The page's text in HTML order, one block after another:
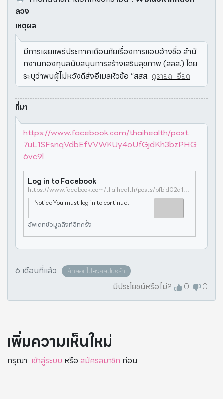
ลวง
เหตุผล
มีการเผยแพร่ประกาศเตือนภัยเรื่องการแอบอ้างชื่อ สำนั
กงานกองทุนสนับสนุนการสร้างเสริมสุขภาพ (สสส.) โดย
ระบุว่าพบผู้ไม่หวังดีส่งอีเมลหัวข้อ “สสส. ดูรายละเอียด
ที่มา
https://www.facebook.com/thaihealth/post⋯
7uL1SFsnqVdbEfVVWKUy4oUfGjdKh3bzPHG
6vc9l
Log in to Facebook
https://www.facebook.com/thaihealth/posts/pfbid02d13mk7sYWVfPp4QMpbRSdPv7W7uL1SFsnqVdbEfVVWKUy4oUfGjdKh3bzPHG6vc9l
NoticeYou must log in to continue.
อัพเดทข้อมูลลิงก์อีกครั้ง
6 เดือนที่แล้ว คัดลอกไปยังคลิปบอร์ด
มีประโยชน์หรือไม่? 0 0
เพิ่มความเห็นใหม่
กรุณา เข้าสู่ระบบ หรือ สมัครสมาชิก ก่อน